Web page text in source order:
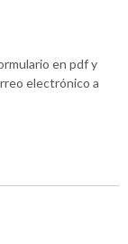
en pdf y
electrónico a